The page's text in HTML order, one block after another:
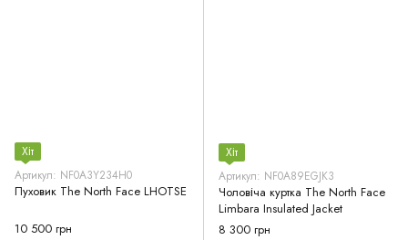
Хіт
Артикул: NF0A3Y234H0
Пуховик The North Face LHOTSE
10 500 грн
Хіт
Артикул: NF0A89EGJK3
Чоловіча куртка The North Face
Limbara Insulated Jacket
8 300 грн